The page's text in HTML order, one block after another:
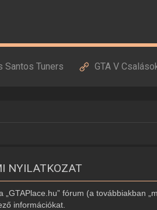
Santos Tuners GTA V
NYILATKOZAT
fórum (a továbbiakban
információkat.